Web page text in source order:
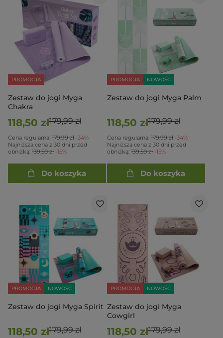
PROMOCJA
Zestaw do jogi Myga
Chakra
118,50 zł179,99 zł
Cena regularna: 179,99 zł -34%
Najniższa cena z 30 dni przed
obniżką: 139,50 zł -15%
Do koszyka
PROMOCJA NOWOŚĆ
Zestaw do jogi Myga Palm
118,50 zł179,99 zł
Cena regularna: 179,99 zł -34%
Najniższa cena z 30 dni przed
obniżką: 139,50 zł -15%
Do koszyka
PROMOCJA NOWOŚĆ
Zestaw do jogi Myga Spirit
118,50 zł179,99 zł
PROMOCJA NOWOŚĆ
Zestaw do jogi Myga
Cowgirl
118,50 zł179,99 zł